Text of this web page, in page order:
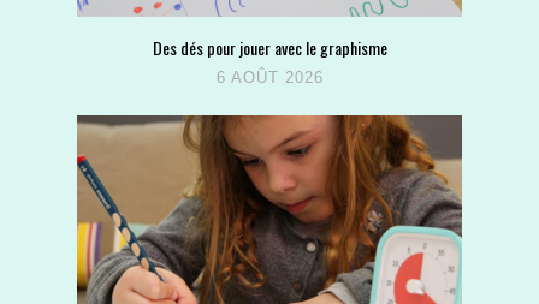
Des dés pour jouer avec le graphisme
6 AOÛT 2026